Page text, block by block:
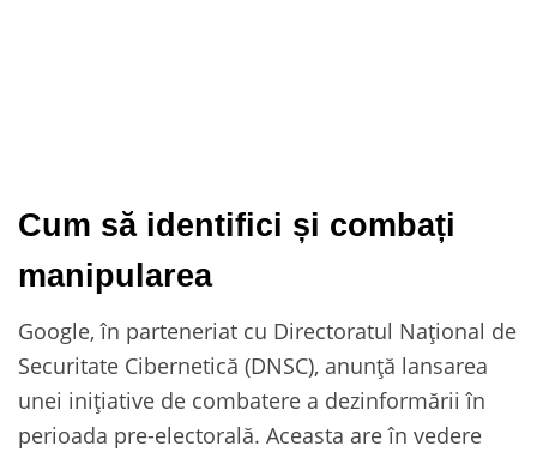
Cum să identifici și combați
manipularea
Google, în parteneriat cu Directoratul Național de
Securitate Cibernetică (DNSC), anunță lansarea
unei inițiative de combatere a dezinformării în
perioada pre-electorală. Aceasta are în vedere